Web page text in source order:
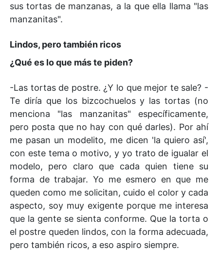
sus tortas de manzanas, a la que ella llama "las
manzanitas".
Lindos, pero también ricos
¿Qué es lo que más te piden?
-Las tortas de postre. ¿Y lo que mejor te sale? -
Te diría que los bizcochuelos y las tortas (no
menciona "las manzanitas" específicamente,
pero posta que no hay con qué darles). Por ahí
me pasan un modelito, me dicen 'la quiero así',
con este tema o motivo, y yo trato de igualar el
modelo, pero claro que cada quien tiene su
forma de trabajar. Yo me esmero en que me
queden como me solicitan, cuido el color y cada
aspecto, soy muy exigente porque me interesa
que la gente se sienta conforme. Que la torta o
el postre queden lindos, con la forma adecuada,
pero también ricos, a eso aspiro siempre.